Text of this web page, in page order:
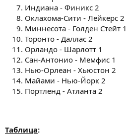
Индиана - Финикс 2
Оклахома-Сити - Лейкерс 2
Миннесота - Голден Стейт 1
Торонто - Даллас 2
Орландо - Шарлотт 1
Сан-Антонио - Мемфис 1
Нью-Орлеан - Хьюстон 2
Майами - Нью-Йорк 2
Портленд - Атланта 2
Таблица: